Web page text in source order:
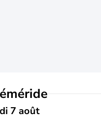
7 août